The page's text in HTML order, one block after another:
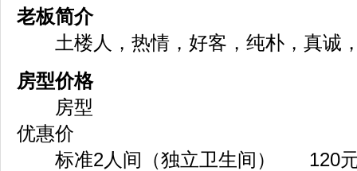
老板简介
土楼人，热情，好客，纯朴，真诚
房型价格
房型 价格
优惠价
标准2人间（独立卫生间）